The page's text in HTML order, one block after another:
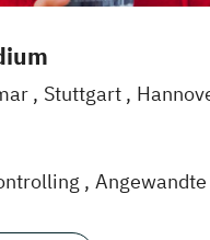
Stuttgart